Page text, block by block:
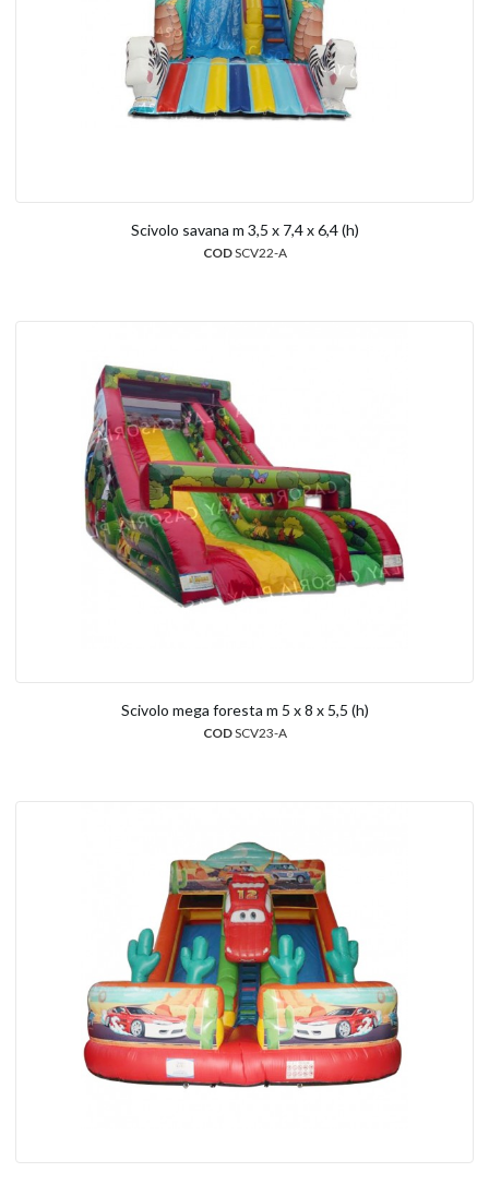
Scivolo savana m 3,5 x 7,4 x 6,4 (h)
CODSCV22-A
Scivolo mega foresta m 5 x 8 x 5,5 (h)
CODSCV23-A